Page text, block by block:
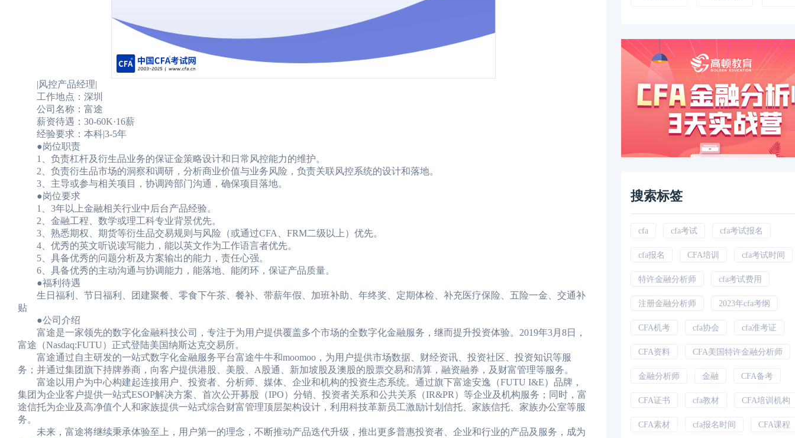
|风控产品经理|
工作地点：深圳
公司名称：富途
薪资待遇：30-60K·16薪
经验要求：本科|3-5年
●岗位职责
1、负责杠杆及衍生品业务的保证金策略设计和日常风控能力的维护。
2、负责衍生品市场的洞察和调研，分析商业价值与业务风险，负责关联风控系统的设计和落地。
3、主导或参与相关项目，协调跨部门沟通，确保项目落地。
●岗位要求
1、3年以上金融相关行业中后台产品经验。
2、金融工程、数学或理工科专业背景优先。
3、熟悉期权、期货等衍生品交易规则与风险（或通过CFA、FRM二级以上）优先。
4、优秀的英文听说读写能力，能以英文作为工作语言者优先。
5、具备优秀的问题分析及方案输出的能力，责任心强。
6、具备优秀的主动沟通与协调能力，能落地、能闭环，保证产品质量。
●福利待遇
生日福利、节日福利、团建聚餐、零食下午茶、餐补、带薪年假、加班补助、年终奖、定期体检、补充医疗保险、五险一金、交通补
贴
●公司介绍
富途是一家领先的数字化金融科技公司，专注于为用户提供覆盖多个市场的全数字化金融服务，继而提升投资体验。2019年3月8日，
富途（Nasdaq:FUTU）正式登陆美国纳斯达克交易所。
富途通过自主研发的一站式数字化金融服务平台富途牛牛和moomoo，为用户提供市场数据、财经资讯、投资社区、投资知识等服
务；并通过集团旗下持牌券商，向客户提供港股、美股、A股通、新加坡股及澳股的股票交易和清算，融资融券，及财富管理等服务。
富途以用户为中心构建起连接用户、投资者、分析师、媒体、企业和机构的投资生态系统。通过旗下富途安逸（FUTU I&E）品牌，
集团为企业客户提供一站式ESOP解决方案、首次公开募股（IPO）分销、投资者关系和公共关系（IR&PR）等企业及机构服务；同时，富
途信托为企业及高净值个人和家族提供一站式综合财富管理顶层架构设计，利用科技革新员工激励计划信托、家族信托、家族办公室等服
务。
未来，富途将继续秉承体验至上，用户第一的理念，不断推动产品迭代升级，推出更多普惠投资者、企业和行业的产品及服务，成为
搜索标签
cfa cfa考试 cfa考试报名
cfa报名 CFA培训 cfa考试时间
特许金融分析师 cfa考试费用
注册金融分析师 2023年cfa考纲
CFA机考 cfa协会 cfa准考证
CFA资料 CFA美国特许金融分析师
金融分析师 金融 CFA备考
CFA证书 cfa教材 CFA培训机构
CFA素材 cfa报名时间 CFA课程